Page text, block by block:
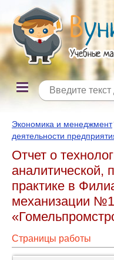
Экономика и менеджмент
деятельности
Отчет о
аналитической,
практике в
механизации
Страницы работы